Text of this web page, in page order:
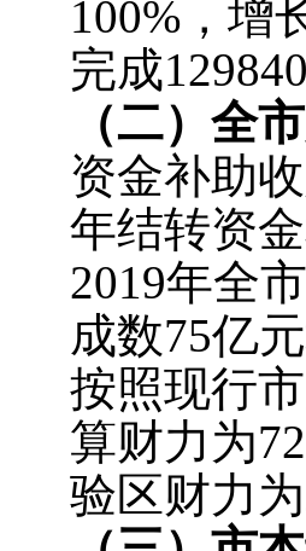
100%，增
完成
（二） 全
资金补助
年结转资
2019年全
成数75亿
按照现行
算财力为
验区财力